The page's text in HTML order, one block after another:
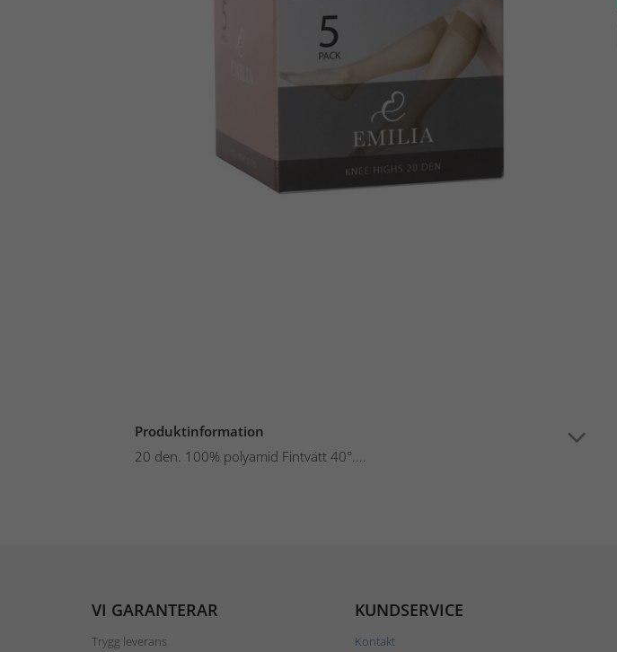
Produktinformation
20 den. 100% polyamid Fintvätt 40°....
VI GARANTERAR
Trygg leverans
KUNDSERVICE
Kontakt